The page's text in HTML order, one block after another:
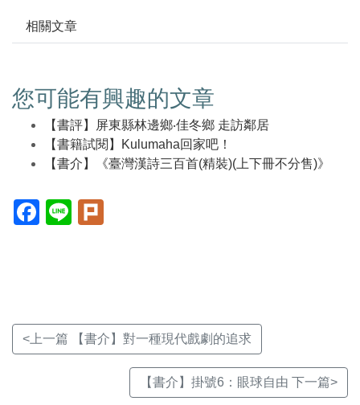
相關文章
您可能有興趣的文章
【書評】屏東縣林邊鄉‧佳冬鄉 走訪鄰居
【書籍試閱】Kulumaha回家吧！
【書介】《臺灣漢詩三百首(精裝)(上下冊不分售)》
Facebook(另
開
Line(另
開
<上一篇 【書介】對一種現代戲劇的追求
【書介】掛號6：眼球自由 下一篇>